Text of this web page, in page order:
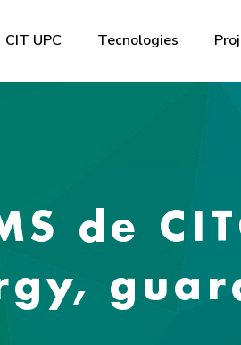
CIT UPC Tecnologies
de